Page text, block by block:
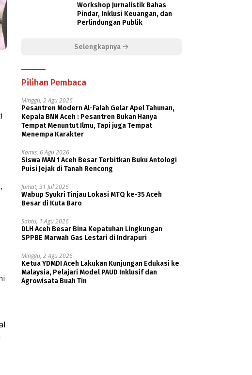
Workshop Jurnalistik Bahas
Pindar, Inklusi Keuangan, dan
Perlindungan Publik
Selengkapnya
Pilihan Pembaca
Minggu, 2 Agu 2026
Pesantren Modern Al-Falah Gelar Apel Tahunan,
Kepala BNN Aceh : Pesantren Bukan Hanya
Tempat Menuntut Ilmu, Tapi juga Tempat
Menempa Karakter
Kamis, 6 Agu 2026
Siswa MAN 1 Aceh Besar Terbitkan Buku Antologi
Puisi Jejak di Tanah Rencong
Jumat, 31 Jul 2026
Wabup Syukri Tinjau Lokasi MTQ ke-35 Aceh
Besar di Kuta Baro
Sabtu, 1 Agu 2026
DLH Aceh Besar Bina Kepatuhan Lingkungan
SPPBE Marwah Gas Lestari di Indrapuri
Minggu, 2 Agu 2026
Ketua YDMDI Aceh Lakukan Kunjungan Edukasi ke
Malaysia, Pelajari Model PAUD Inklusif dan
Agrowisata Buah Tin